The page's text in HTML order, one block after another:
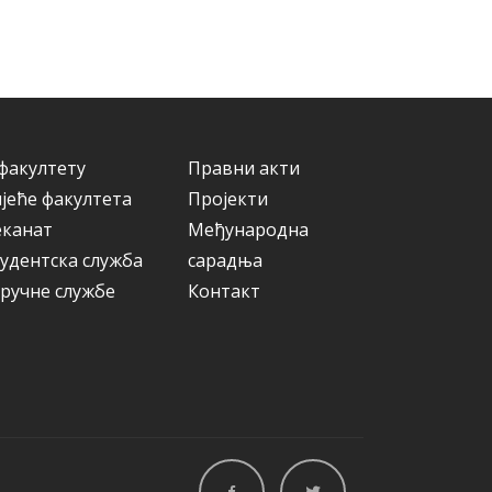
факултета
служба
службе
Правни акти
Пројекти
Међународна
сарадња
Контакт